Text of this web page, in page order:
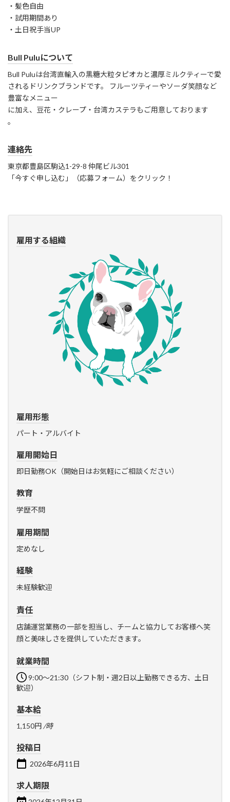
・髪色自由
・試用期間あり
・土日祝手当UP
Bull Puluについて
Bull Puluは台湾直輸入の黒糖大粒タピオカと濃厚ミルクティーで愛
されるドリンクブランドです。 フルーツティーやソーダ笑顔など
豊富なメニュー
に加え、豆花・クレープ・台湾カステラもご用意しております
。
連絡先
東京都豊島区駒込1-29-8 仲尾ビル301
「今すぐ申し込む」（応募フォーム）をクリック！
雇用する組織
雇用形態
パート・アルバイト
雇用開始日
即日勤務OK（開始日はお気軽にご相談ください）
教育
学歴不問
雇用期間
定めなし
経験
未経験歓迎
責任
店舗運営業務の一部を担当し、チームと協力してお客様へ笑
顔と美味しさを提供していただきます。
就業時間
9:00～21:30（シフト制・週2日以上勤務できる方、土日
歓迎）
基本給
1,150円 /時
投稿日
2026年6月11日
求人期限